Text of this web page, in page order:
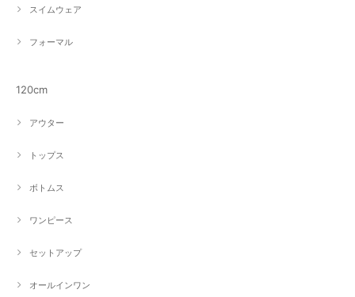
スイムウェア
フォーマル
120cm
アウター
トップス
ボトムス
ワンピース
セットアップ
オールインワン